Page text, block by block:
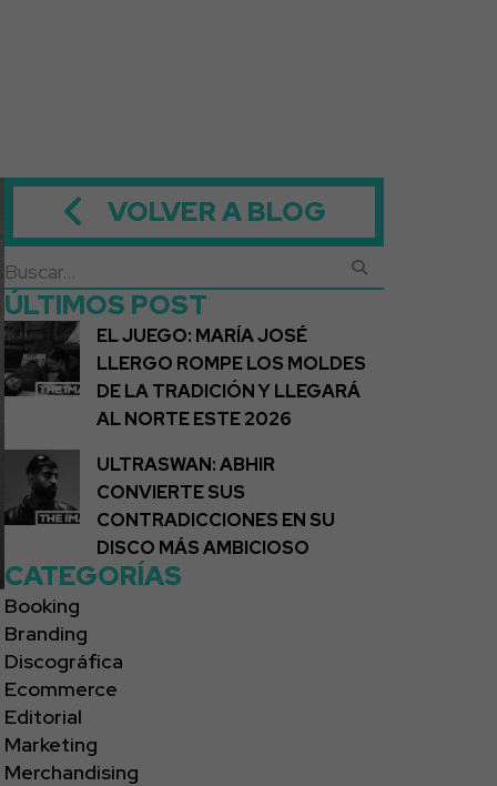
VOLVER A BLOG
ÚLTIMOS POST
EL JUEGO: MARÍA JOSÉ
LLERGO ROMPE LOS MOLDES
DE LA TRADICIÓN Y LLEGARÁ
AL NORTE ESTE 2026
ULTRASWAN: ABHIR
CONVIERTE SUS
CONTRADICCIONES EN SU
DISCO MÁS AMBICIOSO
CATEGORÍAS
Booking
Branding
Discográfica
Ecommerce
Editorial
Marketing
Merchandising